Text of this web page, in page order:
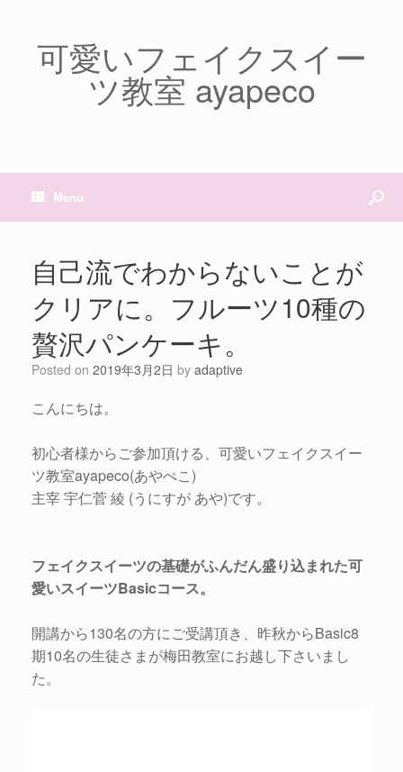
可愛いフェイクスイー
ツ教室 ayapeco
Menu
自己流でわからないことが
クリアに。フルーツ10種の
贅沢パンケーキ。
Posted on 2019年3月2日 by adaptive
こんにちは。
初心者様からご参加頂ける、可愛いフェイクスイー
ツ教室ayapeco(あやぺこ)
主宰 宇仁菅 綾 (うにすが あや)です。
フェイクスイーツの基礎がふんだん盛り込まれた可
愛いスイーツBasicコース。
開講から130名の方にご受講頂き、昨秋からBasic8
期10名の生徒さまが梅田教室にお越し下さいまし
た。